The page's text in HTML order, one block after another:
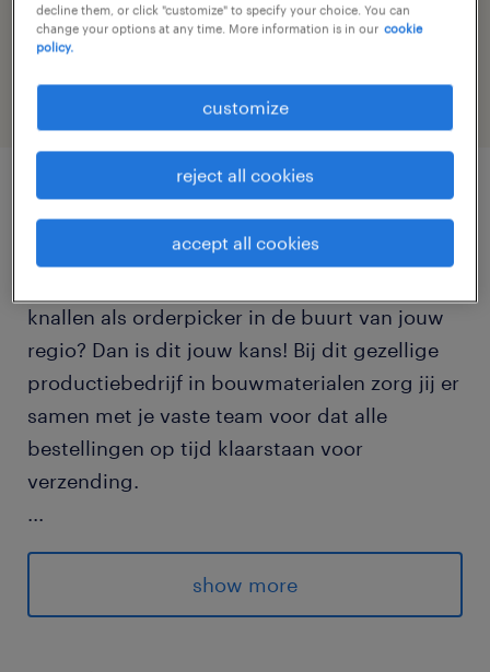
job category
warehousing & distribution
job details
knallen als orderpicker in de buurt van jouw
regio? Dan is dit jouw kans! Bij dit gezellige
productiebedrijf in bouwmaterialen zorg jij er
samen met je vaste team voor dat alle
bestellingen op tijd klaarstaan voor
verzending.
...
Met een stabiel rooster van 15:00 tot 00:00
uur weet je precies waar je aan toe bent en
geniet je overdag van je vrije tijd. Voeg daar
show more
decline them, or click "customize" to specify your choice. You can
change your options at any time. More information is in our cookie
policy.
customize
reject all cookies
accept all cookies